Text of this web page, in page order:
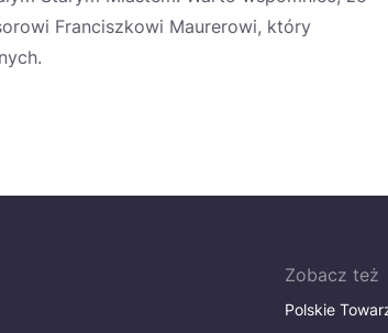
Franciszkowi Maurerowi, który
Zobacz też
Polskie